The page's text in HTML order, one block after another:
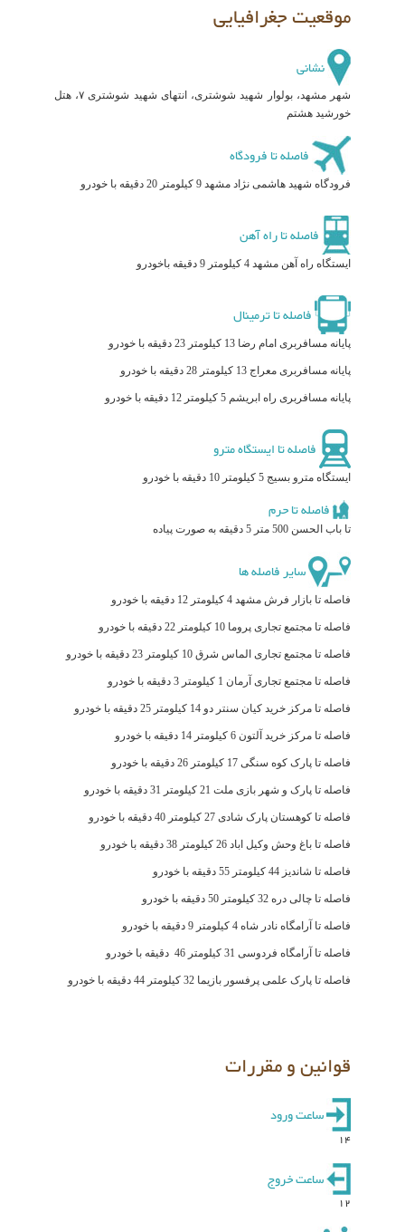
موقعیت جغرافیایی
نشانی
شهر مشهد، بولوار شهید شوشتری، انتهای شهید شوشتری ۷، هتل
خورشید هشتم
فاصله تا فرودگاه
فرودگاه شهید هاشمی نژاد مشهد 9 کیلومتر 20 دقیقه با خودرو
فاصله تا راه آهن
ایستگاه راه آهن مشهد 4 کیلومتر 9 دقیقه باخودرو
فاصله تا ترمینال
پایانه مسافربری امام رضا 13 کیلومتر 23 دقیقه با خودرو
پایانه مسافربری معراج 13 کیلومتر 28 دقیقه با خودرو
پایانه مسافربری راه ابریشم 5 کیلومتر 12 دقیقه با خودرو
فاصله تا ایستگاه مترو
ایستگاه مترو بسیج 5 کیلومتر 10 دقیقه با خودرو
فاصله تا حرم
تا باب الحسن 500 متر 5 دقیقه به صورت پیاده
سایر فاصله ها
فاصله تا بازار فرش مشهد 4 کیلومتر 12 دقیقه با خودرو
فاصله تا مجتمع تجاری پروما 10 کیلومتر 22 دقیقه با خودرو
فاصله تا مجتمع تجاری الماس شرق 10 کیلومتر 23 دقیقه با خودرو
فاصله تا مجتمع تجاری آرمان 1 کیلومتر 3 دقیقه با خودرو
فاصله تا مرکز خرید کیان سنتر دو 14 کیلومتر 25 دقیقه با خودرو
فاصله تا مرکز خرید آلتون 6 کیلومتر 14 دقیقه با خودرو
فاصله تا پارک کوه سنگی 17 کیلومتر 26 دقیقه با خودرو
فاصله تا پارک و شهر بازی ملت 21 کیلومتر 31 دقیقه با خودرو
فاصله تا کوهستان پارک شادی 27 کیلومتر 40 دقیقه با خودرو
فاصله تا باغ وحش وکیل اباد 26 کیلومتر 38 دقیقه با خودرو
فاصله تا شاندیز 44 کیلومتر 55 دقیقه با خودرو
فاصله تا چالی دره 32 کیلومتر 50 دقیقه با خودرو
فاصله تا آرامگاه نادر شاه 4 کیلومتر 9 دقیقه با خودرو
فاصله تا آرامگاه فردوسی 31 کیلومتر 46 دقیقه با خودرو
فاصله تا پارک علمی پرفسور بازیما 32 کیلومتر 44 دقیقه با خودرو
قوانین و مقررات
ساعت ورود
14
ساعت خروج
12